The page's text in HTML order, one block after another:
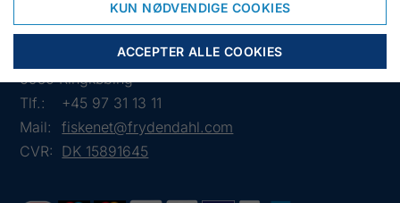
6950 Ringkøbing
Tlf.:
+45 97 31 13 11
Mail:
fiskenet@frydendahl.com
CVR: DK 15891645
KUN NØDVENDIGE COOKIES
ACCEPTER ALLE COOKIES